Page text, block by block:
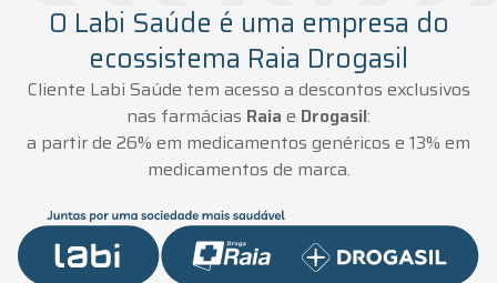
O Labi Saúde é uma empresa do
ecossistema Raia Drogasil
Cliente Labi Saúde tem acesso a descontos exclusivos
nas farmácias Raia e Drogasil:
a partir de 26% em medicamentos genéricos e 13% em
medicamentos de marca.